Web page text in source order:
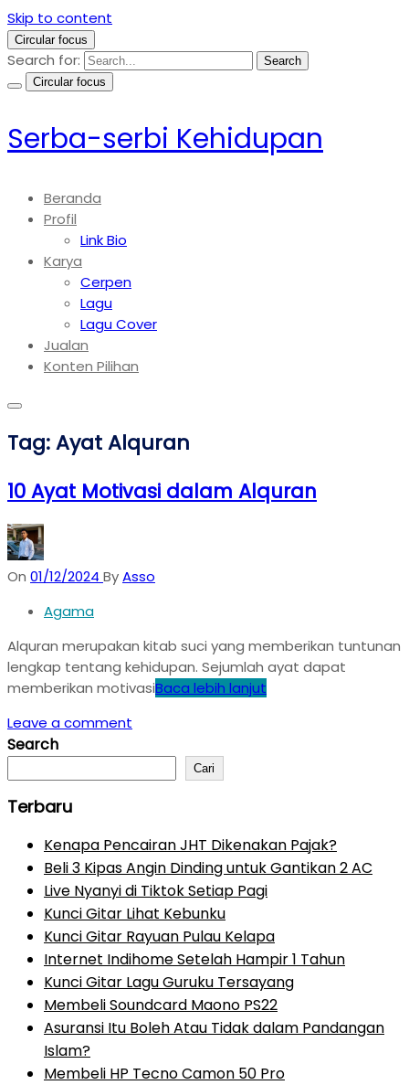
Skip to content
Circular focus
Search for:
Search
Circular focus
Serba-serbi Kehidupan
Beranda
Profil
Link Bio
Karya
Cerpen
Lagu
Lagu Cover
Jualan
Konten Pilihan
Tag:Ayat Alquran
10 Ayat Motivasi dalam Alquran
On 01/12/2024 ByAsso
Agama
Alquran merupakan kitab suci yang memberikan tuntunan
lengkap tentang kehidupan. Sejumlah ayat dapat
memberikan motivasiBaca lebih lanjut
Leave a comment
Search
Cari
Terbaru
Kenapa Pencairan JHT Dikenakan Pajak?
Beli 3 Kipas Angin Dinding untuk Gantikan 2 AC
Live Nyanyi di Tiktok Setiap Pagi
Kunci Gitar Lihat Kebunku
Kunci Gitar Rayuan Pulau Kelapa
Internet Indihome Setelah Hampir 1 Tahun
Kunci Gitar Lagu Guruku Tersayang
Membeli Soundcard Maono PS22
Asuransi Itu Boleh Atau Tidak dalam Pandangan
Islam?
Membeli HP Tecno Camon 50 Pro